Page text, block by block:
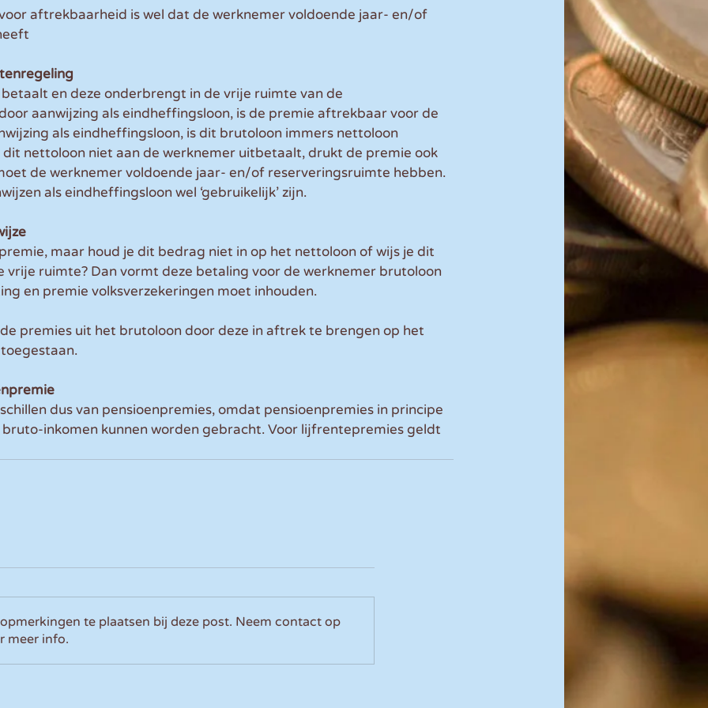
aftrekbaarheid is wel dat de werknemer voldoende jaar- en/of
en deze onderbrengt in de vrije ruimte van de
aanwijzing als eindheffingsloon, is de premie aftrekbaar voor de
als eindheffingsloon, is dit brutoloon immers nettoloon
nettoloon niet aan de werknemer uitbetaalt, drukt de premie ook
de werknemer voldoende jaar- en/of reserveringsruimte hebben.
als eindheffingsloon wel ‘gebruikelijk’ zijn.
maar houd je dit bedrag niet in op het nettoloon of wijs je dit
vrije ruimte? Dan vormt deze betaling voor de werknemer brutoloon
en premie volksverzekeringen moet inhouden.
premies uit het brutoloon door deze in aftrek te brengen op het
dus van pensioenpremies, omdat pensioenpremies in principe
inkomen kunnen worden gebracht. Voor lijfrentepremies geldt
te plaatsen bij deze post. Neem contact op
meer info.